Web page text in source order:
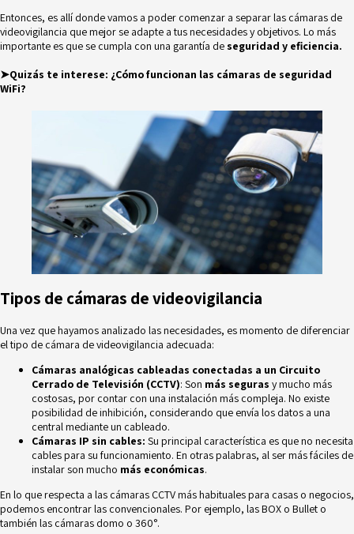
Entonces, es allí donde vamos a poder comenzar a separar las cámaras de
videovigilancia que mejor se adapte a tus necesidades y objetivos. Lo más
importante es que se cumpla con una garantía de seguridad y eficiencia.
➤Quizás te interese: ¿Cómo funcionan las cámaras de seguridad
WiFi?
Tipos de cámaras de videovigilancia
Una vez que hayamos analizado las necesidades, es momento de diferenciar
el tipo de cámara de videovigilancia adecuada:
Cámaras analógicas cableadas conectadas a un Circuito
Cerrado de Televisión (CCTV): Son más seguras y mucho más
costosas, por contar con una instalación más compleja. No existe
posibilidad de inhibición, considerando que envía los datos a una
central mediante un cableado.
Cámaras IP sin cables: Su principal característica es que no necesita
cables para su funcionamiento. En otras palabras, al ser más fáciles de
instalar son mucho más económicas.
En lo que respecta a las cámaras CCTV más habituales para casas o negocios,
podemos encontrar las convencionales. Por ejemplo, las BOX o Bullet o
también las cámaras domo o 360°.